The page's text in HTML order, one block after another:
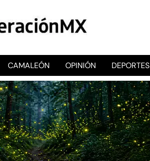
e independiente
CAMALEÓN OPINIÓN DEPORTES